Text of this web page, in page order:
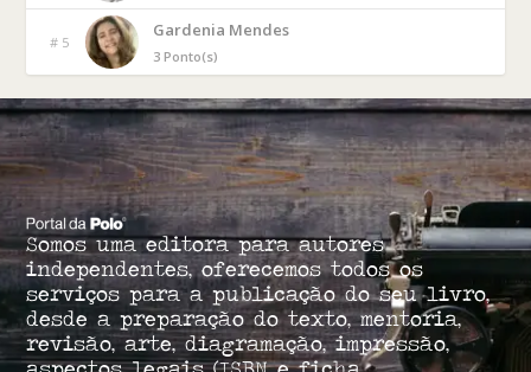
# 5
Gardenia Mendes
3 Ponto(s)
Somos uma editora para autores
independentes, oferecemos todos os
serviços para a publicação do seu livro,
desde a preparação do texto, mentoria,
revisão, arte, diagramação, impressão,